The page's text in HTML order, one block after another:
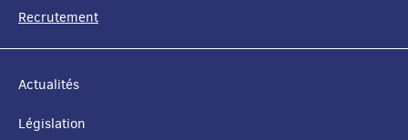
Recrutement
Actualités
Législation